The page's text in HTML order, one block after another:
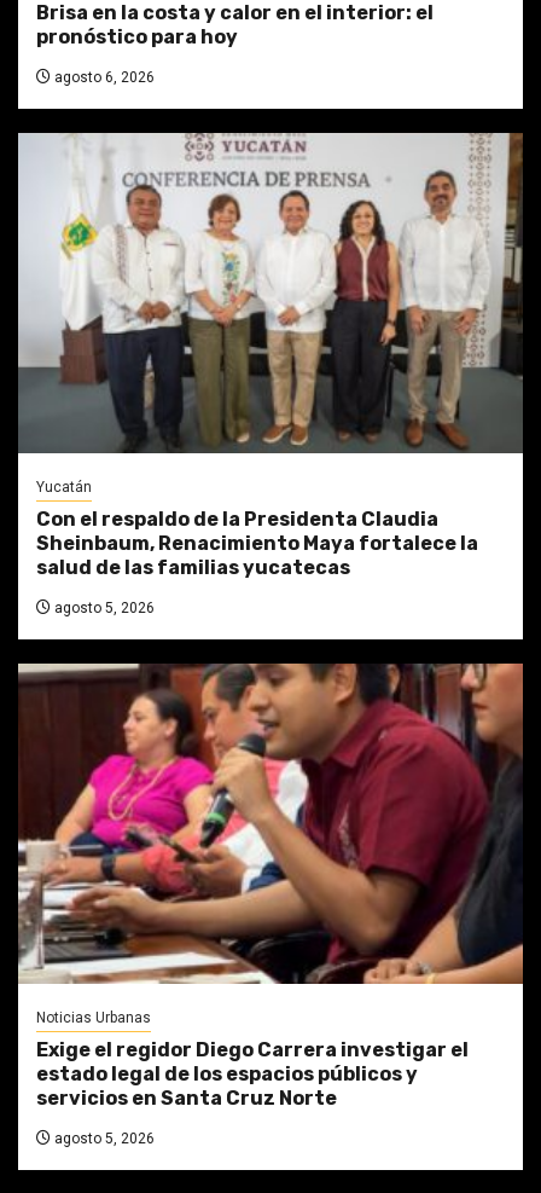
Brisa en la costa y calor en el interior: el
pronóstico para hoy
agosto 6, 2026
Yucatán
Con el respaldo de la Presidenta Claudia
Sheinbaum, Renacimiento Maya fortalece la
salud de las familias yucatecas
agosto 5, 2026
Noticias Urbanas
Exige el regidor Diego Carrera investigar el
estado legal de los espacios públicos y
servicios en Santa Cruz Norte
agosto 5, 2026